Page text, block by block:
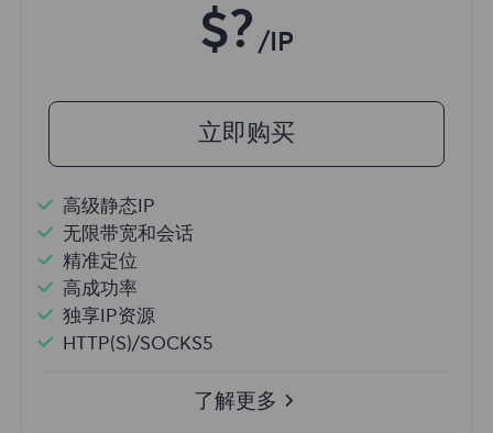
$? /IP
立即购买
高级静态IP
无限带宽和会话
精准定位
高成功率
独享IP资源
HTTP(S)/SOCKS5
了解更多